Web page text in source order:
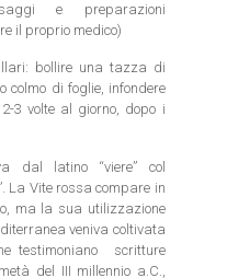
e preparazioni
il proprio medico)
bollire una tazza di
colmo di foglie, infondere
3 volte al giorno, dopo i
dal latino “viere” col
La Vite rossa compare in
ma la sua utilizzazione
veniva coltivata
testimoniano scritture
del III millennio a.C.,